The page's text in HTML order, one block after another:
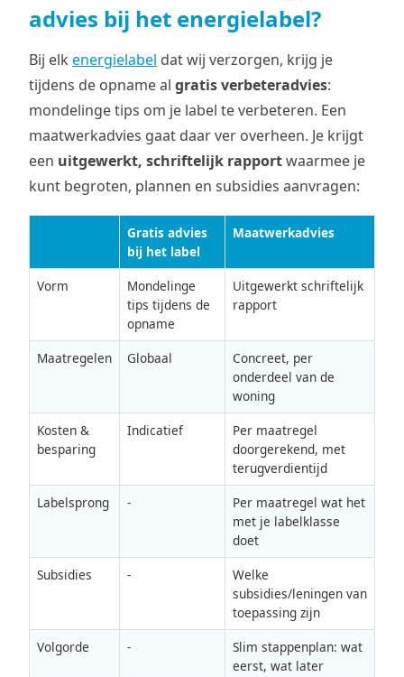
advies bij het energielabel?
Bij elk energielabel dat wij verzorgen, krijg je
tijdens de opname al gratis verbeteradvies:
mondelinge tips om je label te verbeteren. Een
maatwerkadvies gaat daar ver overheen. Je krijgt
een uitgewerkt, schriftelijk rapportwaarmee je
kunt begroten, plannen en subsidies aanvragen:
Gratis advies
bij het label
Maatwerkadvies
Vorm
Mondelinge
tips tijdens de
opname
Uitgewerkt schriftelijk
rapport
Maatregelen Globaal
Concreet, per
onderdeel van de
woning
Kosten &
besparing
Indicatief
Per maatregel
doorgerekend, met
terugverdientijd
Labelsprong
-
Per maatregel wat het
met je labelklasse
doet
Subsidies
-
Welke
subsidies/leningen van
toepassing zijn
Volgorde
-
Slim stappenplan: wat
eerst, wat later